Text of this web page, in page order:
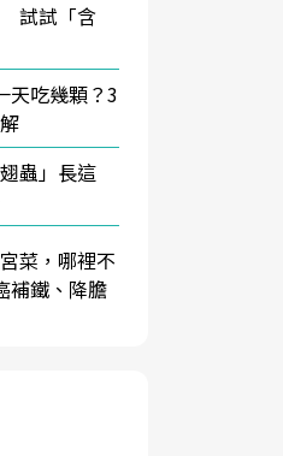
試試「含
天吃幾顆？3
蟲」長這
菜，哪裡不
補鐵、降膽